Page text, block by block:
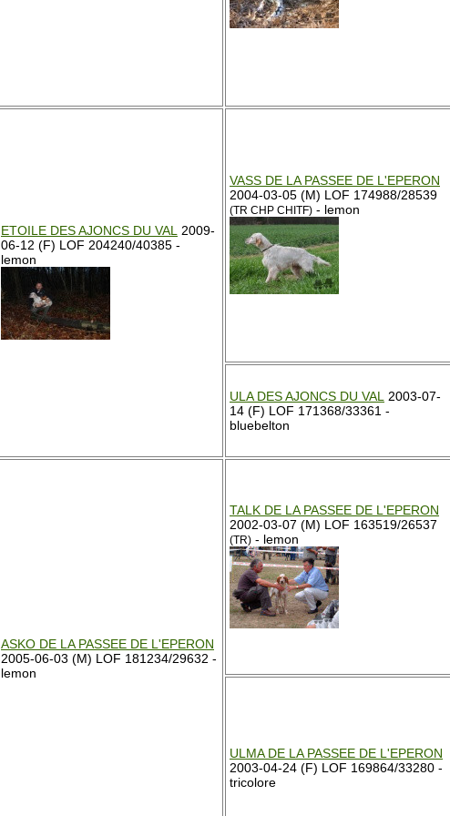
ETOILE DES AJONCS DU VAL
2009-
06-12 (F) LOF 204240/40385 -
lemon
VASS DE LA PASSEE DE L'EPERON
2004-03-05 (M) LOF 174988/28539
(TR CHP CHITF) - lemon
ULA DES AJONCS DU VAL
2003-07-
14 (F) LOF 171368/33361 -
bluebelton
ASKO DE LA PASSEE DE L'EPERON
2005-06-03 (M) LOF 181234/29632 -
lemon
TALK DE LA PASSEE DE L'EPERON
2002-03-07 (M) LOF 163519/26537
(TR) - lemon
ULMA DE LA PASSEE DE L'EPERON
2003-04-24 (F) LOF 169864/33280 -
tricolore